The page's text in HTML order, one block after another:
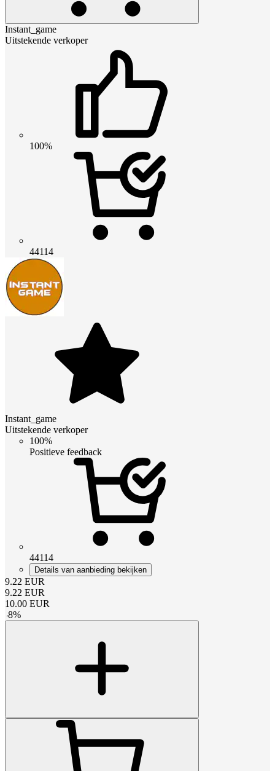
Instant_game
Uitstekende verkoper
100%
44114
Instant_game
Uitstekende verkoper
100%
Positieve feedback
44114
Details van aanbieding bekijken
9.22 EUR
9.22 EUR
10.00 EUR
-8%